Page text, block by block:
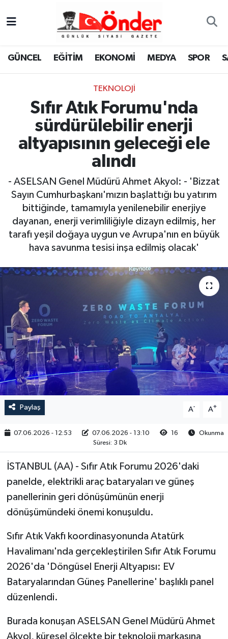
GÜNCEL EĞİTİM EKONOMİ MEDYA SPOR
TEKNOLOJI
Sıfır Atık Forumu'nda
sürdürülebilir enerji
altyapısının geleceği ele
alındı
- ASELSAN Genel Müdürü Ahmet Akyol: - 'Bizzat
Sayın Cumhurbaşkanı'mızın başlattığı bu yatırım
bittiğinde, tamamıyla yenilenebilir enerjiye
dayanan, enerji verimliliğiyle dizayn edilmiş, her
tarafı yeşil doğaya uygun ve Avrupa'nın en büyük
hava savunma tesisi inşa edilmiş olacak'
Paylaş A- A+
07.06.2026 - 12:53 07.06.2026 - 13:10 16
Okunma
Süresi: 3 Dk
İSTANBUL (AA) - Sıfır Atık Forumu 2026'daki
panelde, elektrikli araç bataryaları ve güneş
panellerinin geri dönüşümünün enerji
dönüşümündeki önemi konuşuldu.
Sıfır Atık Vakfı koordinasyonunda Atatürk
Havalimanı'nda gerçekleştirilen Sıfır Atık Forumu
2026'da 'Döngüsel Enerji Altyapısı: EV
Bataryalarından Güneş Panellerine' başlıklı panel
düzenlendi.
Burada konuşan ASELSAN Genel Müdürü Ahmet
Akyol, küresel ölçekte bir teknoloji markasına
GÜNCEL
MEDYA
SPOR
KÜLTÜR-SANAT
YAŞAM
RESMİ İLAN
Zonguldak Nöbetçi Eczaneler
Zonguldak Namaz Vakitleri
Zonguldak Trafik Yoğunluk Haritası
TFF 3.Lig 4.Grup Puan Durumu ve Fikstür
Son Dakika Haberleri
Haber Arşivi